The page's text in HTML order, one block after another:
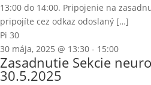
13:00 do 14:00. Pripojenie na
pripojíte cez odkaz odoslaný […]
Pi 30
30 mája, 2025 @ 13:30 - 15:00
Zasadnutie Sekcie
30.5.2025